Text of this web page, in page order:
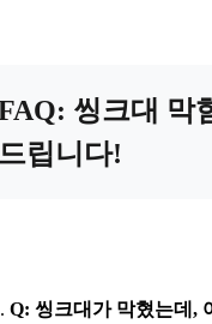
씽크대 막
립니다!
Q: 씽크대가 막혔는데,